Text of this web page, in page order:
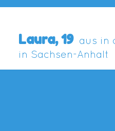
Laura,19 aus in
in Sachsen-Anhalt